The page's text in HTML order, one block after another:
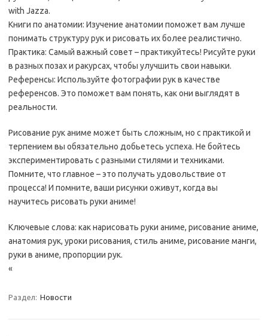
with Jazza.
Книги по анатомии: Изучение анатомии поможет вам лучше
понимать структуру рук и рисовать их более реалистично.
Практика: Самый важный совет – практикуйтесь! Рисуйте руки
в разных позах и ракурсах, чтобы улучшить свои навыки.
Референсы: Используйте фотографии рук в качестве
референсов. Это поможет вам понять, как они выглядят в
реальности.
Рисование рук аниме может быть сложным, но с практикой и
терпением вы обязательно добьетесь успеха. Не бойтесь
экспериментировать с разными стилями и техниками.
Помните, что главное – это получать удовольствие от
процесса! И помните, ваши рисунки оживут, когда вы
научитесь рисовать руки аниме!
Ключевые слова: как нарисовать руки аниме, рисование аниме,
анатомия рук, уроки рисования, стиль аниме, рисование манги,
руки в аниме, пропорции рук.
«
Раздел: Новости